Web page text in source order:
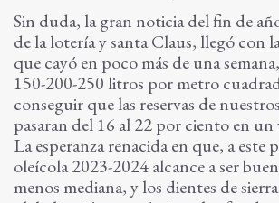
Sin duda, la gran noticia del fin de
de la lotería y santa Claus, llegó con
que cayó en poco más de una
150-200-250 litros por metro
conseguir que las reservas de
pasaran del 16 al 22 por ciento en
La esperanza renacida en que, a este
oleícola 2023-2024 alcance a ser
menos mediana, y los dientes de